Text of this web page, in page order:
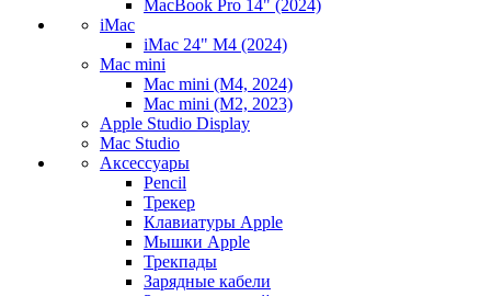
MacBook Pro 14" (2024)
iMac
iMac 24" M4 (2024)
Mac mini
Mac mini (M4, 2024)
Mac mini (M2, 2023)
Apple Studio Display
Mac Studio
Аксессуары
Pencil
Трекер
Клавиатуры Apple
Мышки Apple
Трекпады
Зарядные кабели